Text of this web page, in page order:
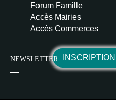
Forum Famille
Accès Mairies
Accès Commerces
NEWSLETTER